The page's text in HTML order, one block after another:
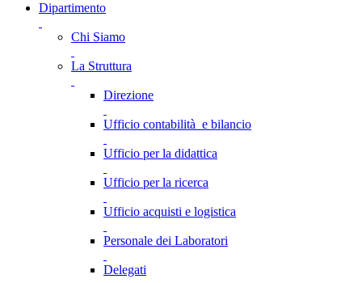
Dipartimento
Chi Siamo
La Struttura
Direzione
Ufficio contabilità e bilancio
Ufficio per la didattica
Ufficio per la ricerca
Ufficio acquisti e logistica
Personale dei Laboratori
Delegati